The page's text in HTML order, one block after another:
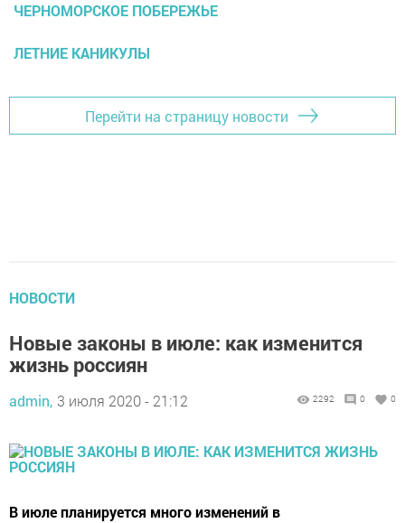
ЧЕРНОМОРСКОЕ ПОБЕРЕЖЬЕ
ЛЕТНИЕ КАНИКУЛЫ
Перейти на страницу новости
НОВОСТИ
Новые законы в июле: как изменится
жизнь россиян
admin, 3 июля 2020 - 21:12 2292 0 0
В июле планируется много изменений в